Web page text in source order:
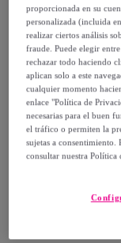
Entrega
Envío gratis
proporcionada en su
personalizada (incluida
realizar ciertos análisis
fraude. Puede elegir
rechazar todo haciendo
aplican solo a este
cualquier momento
enlace "Política de
necesarias para el buen
el tráfico o permiten la
sujetas a consentimiento.
consultar nuestra Política